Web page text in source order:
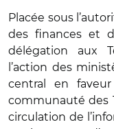
Placée sous
des finances et
délégation aux
l’action des
central en
communauté des
circulation de